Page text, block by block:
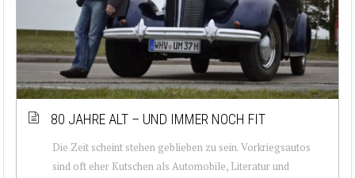
80 JAHRE ALT – UND IMMER NOCH FIT
Die Zeit scheint stehen geblieben zu sein. Vorkriegsautos
sind oft eher Kutschen als Automobile, Literatur und